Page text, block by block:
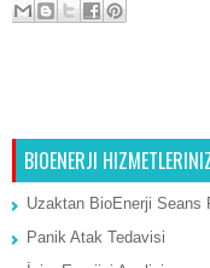
BIOENERJI
Uzaktan BioEnerji Seans
Panik Atak Tedavisi